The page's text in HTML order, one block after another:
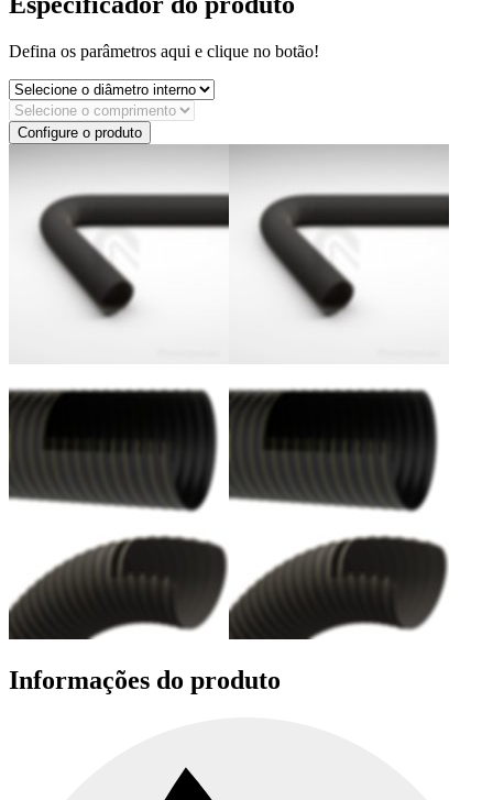
Defina os parâmetros aqui e clique no botão!
Configure o produto
Informações do produto